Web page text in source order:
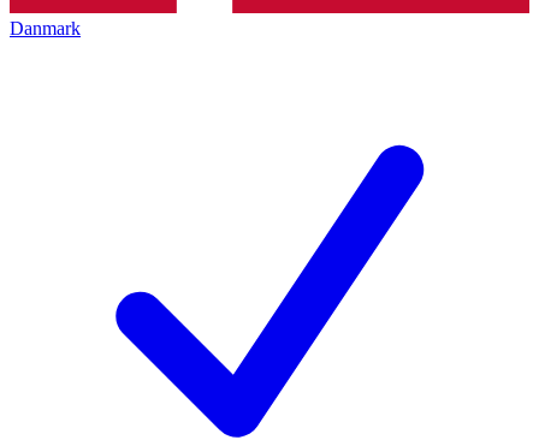
Danmark